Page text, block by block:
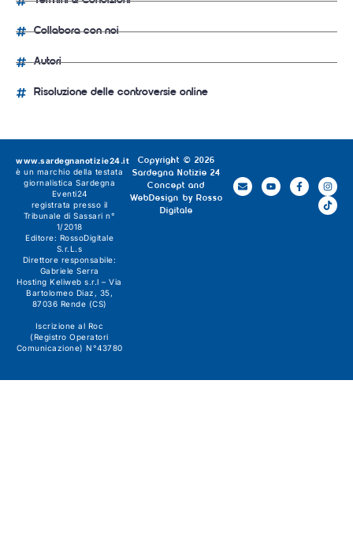
Collabora con noi
Autori
Risoluzione delle controversie online
Copyright © 2026
Sardegna Notizie 24
Concept and
WebDesign by Rosso
Digitale
www.sardegnanotizie24.it
è un marchio della testata
giornalistica Sardegna
Eventi24
registrata presso il
Tribunale di Sassari n°
1/2018
Editore: RossoDigitale
S.r.L.s
Direttore responsabile:
Gabriele Serra
Hosting Keliweb s.r.l – Via
Bartolomeo Diaz, 35,
87036 Rende (CS)
Iscrizione al Roc
(Registro Operatori
Comunicazione) N°43780